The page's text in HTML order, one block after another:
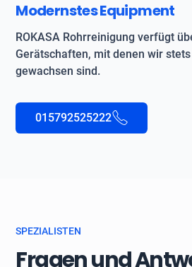
Modernstes Equipment
ROKASA Rohrreinigung verfügt
Gerätschaften, mit denen wir
gewachsen sind.
015792525222
SPEZIALISTEN
Fragen und